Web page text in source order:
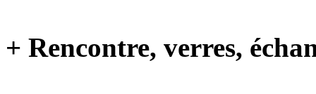
+ Rencontre, verres,